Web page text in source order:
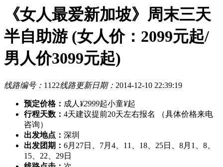
《女人最爱新加坡》周末三天
半自助游 (女人价：2099元起/
男人价3099元起)
线路编号： 1122线路更新日期： 2014-12-10 22:39:19
预定价格： 成人 ¥2999起小童¥起
行程天数： 4天建议提前20天左右报名 （具体价格来电
咨询）
出发地点： 深圳
出发团期： 6月27日、7月4、11、18、25日、8月1、8、
15、22、29日